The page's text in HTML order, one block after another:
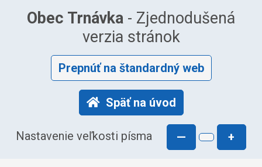
Obec Trnávka - Zjednodušená
verzia stránok
Prepnúť na štandardný web
Späť na úvod
Nastavenie veľkosti písma — +